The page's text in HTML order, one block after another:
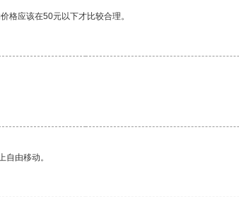
格应该在50元以下才比较合理。
由移动。